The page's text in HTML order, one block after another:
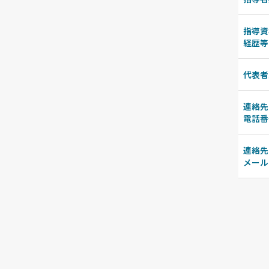
指導
経歴等
代表
連絡先
電話
連絡先
メール